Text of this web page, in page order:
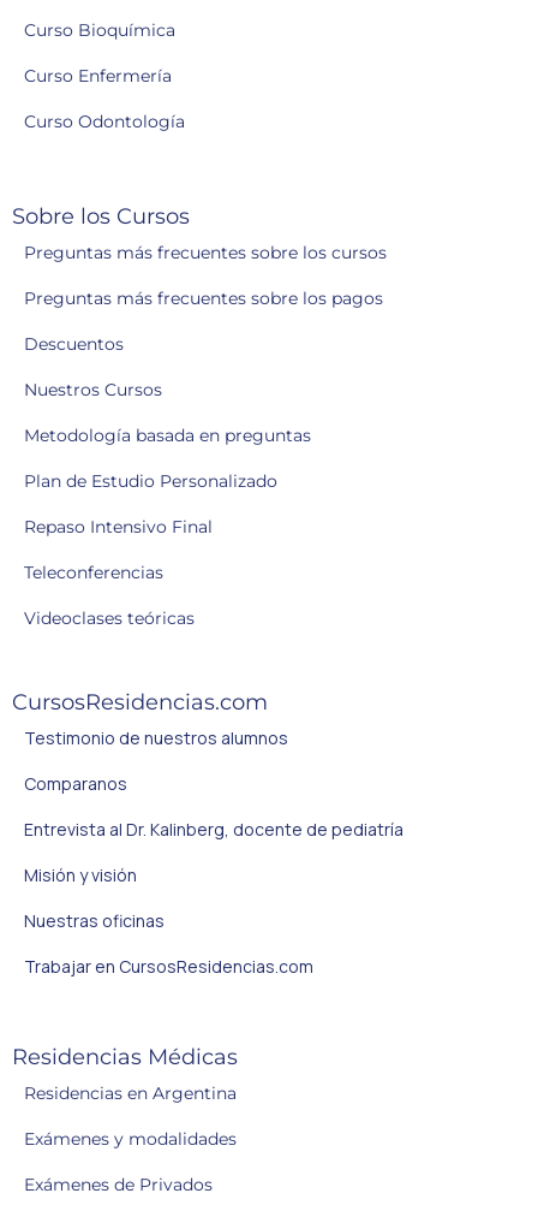
Curso Bioquímica
Curso Enfermería
Curso Odontología
Sobre los Cursos
Preguntas más frecuentes sobre los cursos
Preguntas más frecuentes sobre los pagos
Descuentos
Nuestros Cursos
Metodología basada en preguntas
Plan de Estudio Personalizado
Repaso Intensivo Final
Teleconferencias
Videoclases teóricas
CursosResidencias.com
Testimonio de nuestros alumnos
Comparanos
Entrevista al Dr. Kalinberg, docente de pediatría
Misión y visión
Nuestras oficinas
Trabajar en CursosResidencias.com
Residencias Médicas
Residencias en Argentina
Exámenes y modalidades
Exámenes de Privados